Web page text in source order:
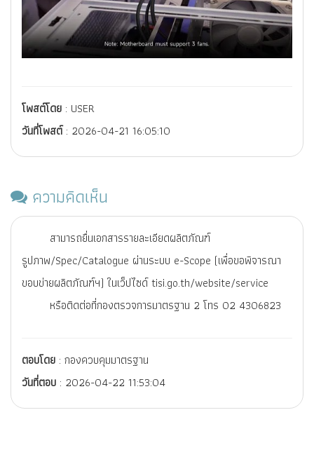
โพสต์โดย : USER
วันที่โพสต์: 2026-04-21 16:05:10
ความคิดเห็น
สามารถยื่นเอกสารรายละเอียดผลิตภัณฑ์
รูปภาพ/Spec/Catalogue ผ่านระบบ e-Scope (เพื่อขอพิจารณา
ขอบข่ายผลิตภัณฑ์ฯ) ในเว็ปไซด์ tisi.go.th/website/service
หรือติดต่อที่กองตรวจการมาตรฐาน 2 โทร 02 4306823
ตอบโดย : กองควบคุมมาตรฐาน
วันที่ตอบ : 2026-04-22 11:53:04